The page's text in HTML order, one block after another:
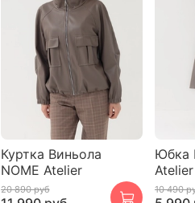
Куртка Виньола
NOME Atelier
20 890 руб
Юбка
Atelier
10 490